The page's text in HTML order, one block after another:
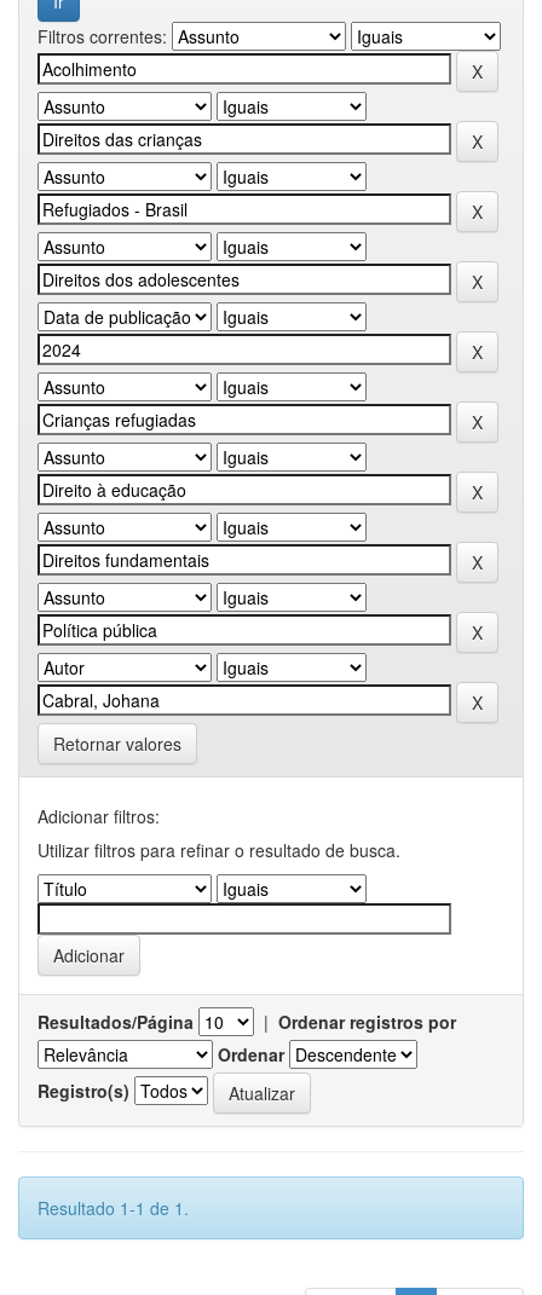
Filtros correntes:
Retornar valores
Adicionar filtros:
Utilizar filtros para refinar o resultado de busca.
Resultados/Página | Ordenar registros por
Ordenar
Registro(s)
Resultado 1-1 de 1.